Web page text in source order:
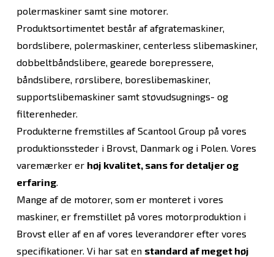
polermaskiner samt sine motorer.
Produktsortimentet består af afgratemaskiner,
bordslibere, polermaskiner, centerless slibemaskiner,
dobbeltbåndslibere, gearede borepressere,
båndslibere, rørslibere, boreslibemaskiner,
supportslibemaskiner samt støvudsugnings- og
filterenheder.
Produkterne fremstilles af Scantool Group på vores
produktionssteder i Brovst, Danmark og i Polen. Vores
varemærker er høj kvalitet, sans for detaljer og
erfaring.
Mange af de motorer, som er monteret i vores
maskiner, er fremstillet på vores motorproduktion i
Brovst eller af en af vores leverandører efter vores
specifikationer. Vi har sat en standard af meget høj